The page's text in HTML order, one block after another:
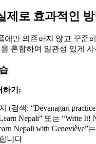
제로 효과적인 방
에만 의존하지 않고 꾸준
혼합하여 일관성 있게
하기:
(검색: “Devanagari practice
Nepali” 또는 “Write It!
Nepali with Geneviève”
니다